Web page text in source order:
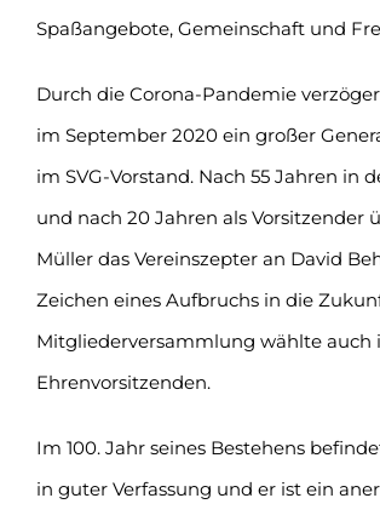
Spaßangebote, Gemeinschaft und
Durch die Corona-Pandemie
im September 2020 ein großer
im SVG-Vorstand. Nach 55 Jahren in
und nach 20 Jahren als Vorsitzender
Müller das Vereinszepter an David
Zeichen eines Aufbruchs in die
Mitgliederversammlung wählte auch
Ehrenvorsitzenden.
Im 100. Jahr seines Bestehens
in guter Verfassung und er ist ein